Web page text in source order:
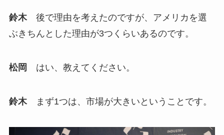
鈴木後で理由を考えたのですが、アメリカを選
ぶきちんとした理由が3つくらいあるのです。
松岡 はい、教えてください。
鈴木まず1つは、市場が大きいということです。